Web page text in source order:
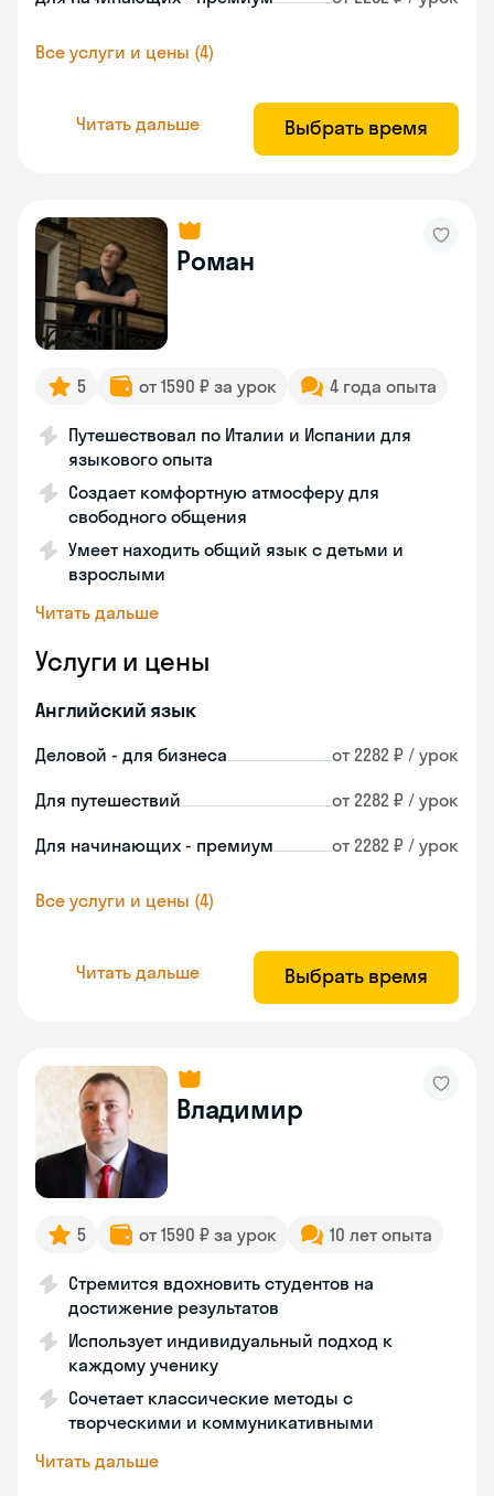
Все услуги и цены (4)
Читать дальше Выбрать время
Роман
5 от 1590 ₽ за урок 4 года опыта
Путешествовал по Италии и Испании для
языкового опыта
Создает комфортную атмосферу для
свободного общения
Умеет находить общий язык с детьми и
взрослыми
Читать дальше
Услуги и цены
Английский язык
Деловой - для бизнеса от 2282 ₽ / урок
Для путешествий от 2282 ₽ / урок
Для начинающих - премиум от 2282 ₽ / урок
Все услуги и цены (4)
Читать дальше Выбрать время
Владимир
5 от 1590 ₽ за урок 10 лет опыта
Стремится вдохновить студентов на
достижение результатов
Использует индивидуальный подход к
каждому ученику
Сочетает классические методы с
творческими и коммуникативными
Читать дальше